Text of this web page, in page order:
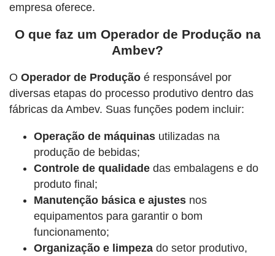
empresa oferece.
O que faz um Operador de Produção na
Ambev?
O Operador de Produção é responsável por
diversas etapas do processo produtivo dentro das
fábricas da Ambev. Suas funções podem incluir:
Operação de máquinas utilizadas na
produção de bebidas;
Controle de qualidade das embalagens e do
produto final;
Manutenção básica e ajustes nos
equipamentos para garantir o bom
funcionamento;
Organização e limpeza do setor produtivo,